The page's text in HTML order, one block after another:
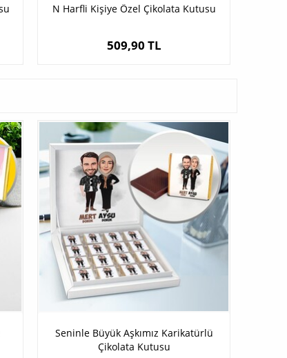
N Harfli Kişiye Özel Çikolata Kutusu
509,90 TL
Seninle Büyük Aşkımız Karikatürlü
Çikolata Kutusu